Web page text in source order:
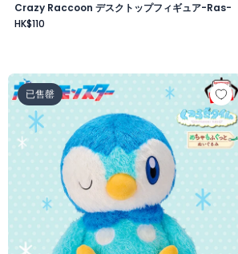
Crazy Raccoon デスクトップフィギュア-Ras-
HK$110
いた件 フィギュア -椎名真昼-
ポケットモンスター めちゃもふぐっと
已售罄